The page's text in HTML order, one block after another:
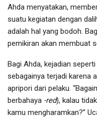
Ahda menyatakan,
suatu kegiatan dengan
adalah hal yang bodoh.
pemikiran akan membuat
Bagi Ahda, kejadian
sebagainya terjadi karena
apripori dari pelaku.
berbahaya -red), kalau
kamu mengharamkan?”